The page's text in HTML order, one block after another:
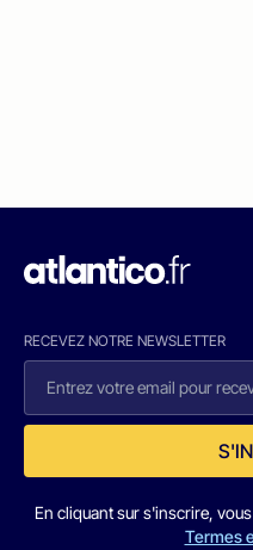
RECEVEZ NOTRE NEWSLETTER
En cliquant sur s'inscrire,
Termes